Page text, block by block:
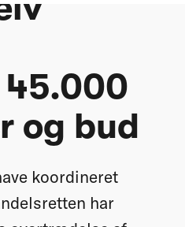
45.000
og bud
koordineret
har